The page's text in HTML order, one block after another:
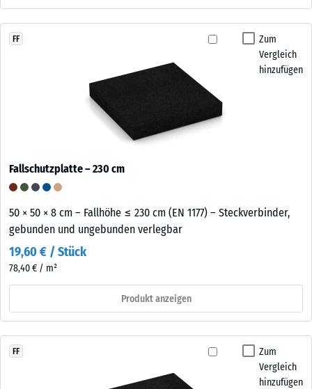
Zum
Vergleich
hinzufügen
FF
Fallschutzplatte – 230 cm
50 × 50 × 8 cm – Fallhöhe ≤ 230 cm (EN 1177) – Steckverbinder,
gebunden und ungebunden verlegbar
19,60 € / Stück
78,40 € / m²
Produkt anzeigen
Zum
Vergleich
hinzufügen
FF